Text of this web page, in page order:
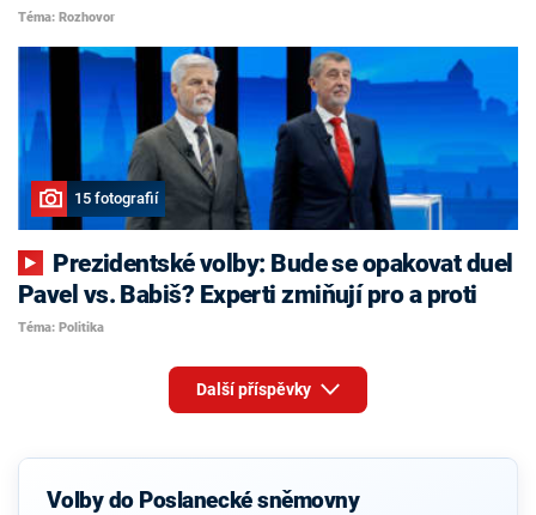
Téma: Rozhovor
15 fotografií
Pavel vs. Babiš? Experti zmiňují pro a proti
Téma: Politika
Další příspěvky
Volby do Poslanecké sněmovny